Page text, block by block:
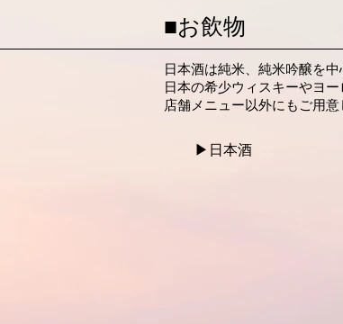
■お飲物
日本酒は純米、純米吟醸を
日本の希少ウィスキーやヨ
店舗メニュー以外にもご用
▶︎​日本酒